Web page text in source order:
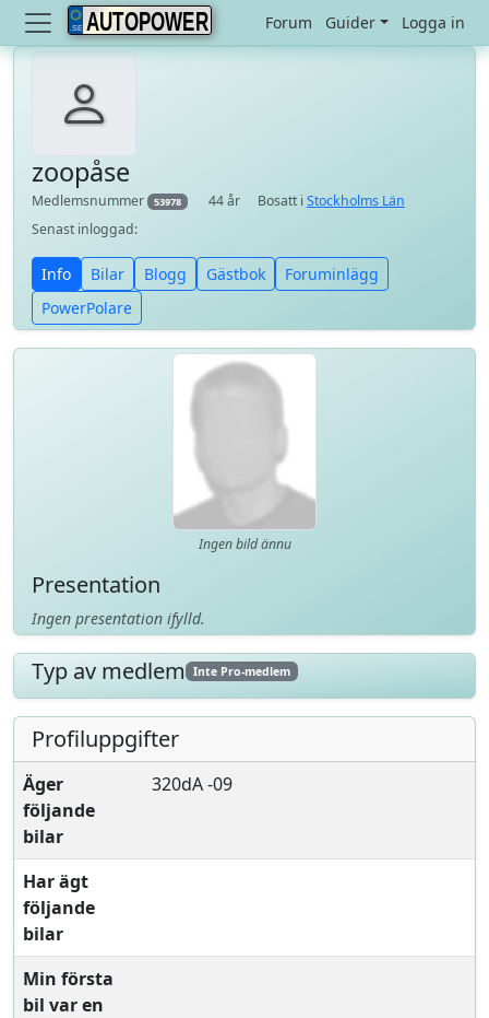
AUTOPOWER Forum Guider Logga in
zoopåse
Medlemsnummer 53978 44 år Bosatt i Stockholms Län
Senast inloggad:
Info Bilar Blogg Gästbok
Foruminlägg
PowerPolare
Ingen bild ännu
Presentation
Ingen presentation ifylld.
Typ av medlem Inte Pro-medlem
Profiluppgifter
Äger
följande
bilar
320dA -09
Har ägt
följande
bilar
Min första
bil var en